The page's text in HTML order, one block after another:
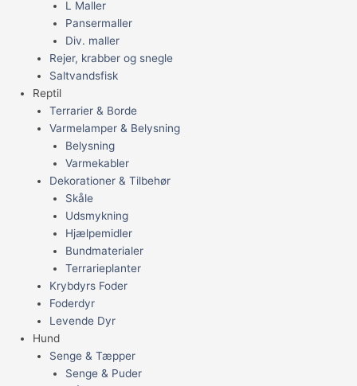
L Maller
Pansermaller
Div. maller
Rejer, krabber og snegle
Saltvandsfisk
Reptil
Terrarier & Borde
Varmelamper & Belysning
Belysning
Varmekabler
Dekorationer & Tilbehør
Skåle
Udsmykning
Hjælpemidler
Bundmaterialer
Terrarieplanter
Krybdyrs Foder
Foderdyr
Levende Dyr
Hund
Senge & Tæpper
Senge & Puder